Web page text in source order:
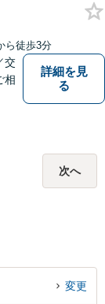
ら徒歩3分
交
相
詳細を見
る
次へ
変更